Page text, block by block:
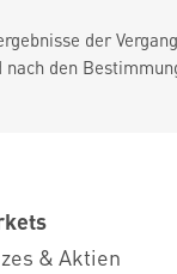
der
den
& Aktien